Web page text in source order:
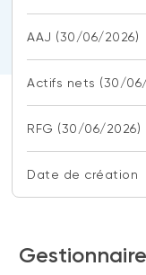
(FNB)
À propos des
FNB de
FNB durables
SOLUTIONS DE
Portefeuilles
TYPES DE
Articles
Balados
Vidéos
Livres blancs
DOCUMENTS
Prospectus
Rapports
Aperçus de
Vote par
Relevés SPEP
AAJ (30/06/2026)
Actifs nets (30/
RFG (30/06/2026)
Date de création